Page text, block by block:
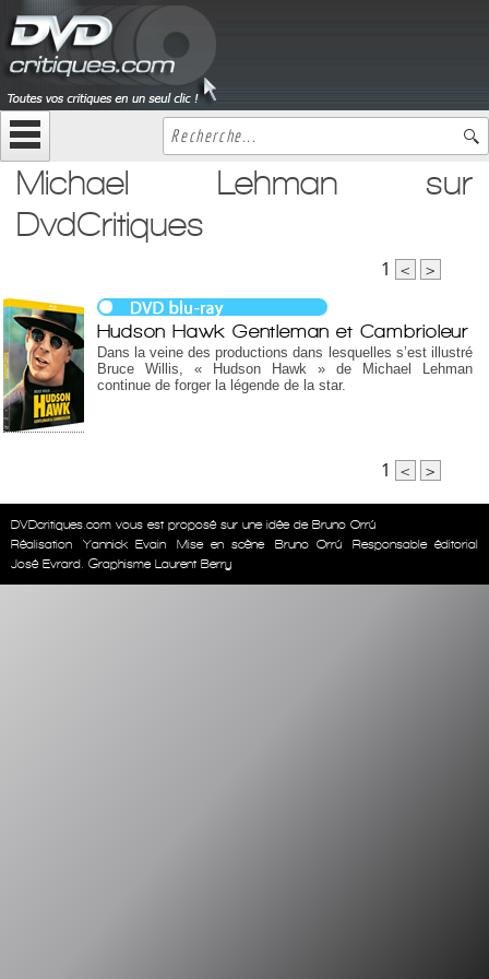
Michael Lehman sur
DvdCritiques
1 < >
Hudson Hawk Gentleman et Cambrioleur
Dans la veine des productions dans lesquelles s’est illustré
Bruce Willis, « Hudson Hawk » de Michael Lehman
continue de forger la légende de la star.
1 < >
DVDcritiques.com vous est proposé sur une idée de Bruno Orrú
Réalisation
Yannick Evain Mise en scène Bruno Orrú
Responsable éditorial
José Evrard. Graphisme Laurent Berry